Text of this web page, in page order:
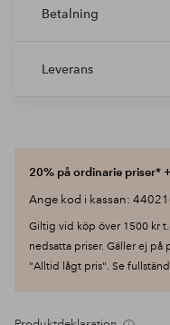
Betalning
Leverans
20% på ordinarie priser*
Ange kod i kassan:
Giltig vid köp över 1500 kr
nedsatta priser. Gäller ej
"Alltid lågt pris". Se